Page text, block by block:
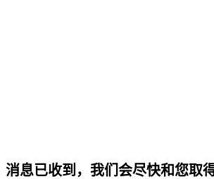
消息已收到，我们会尽快和您取得